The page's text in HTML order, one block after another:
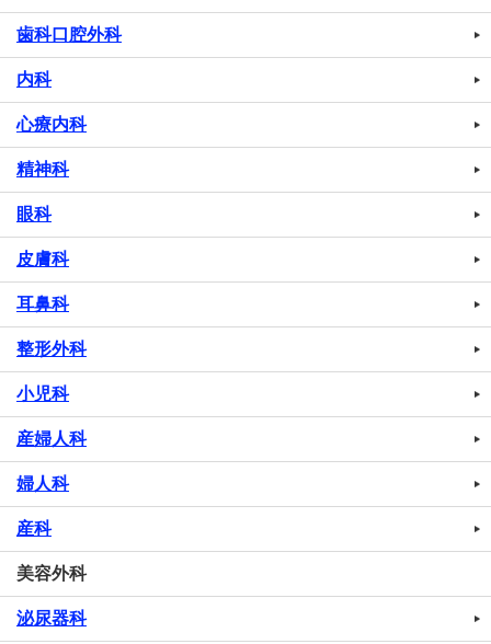
歯科口腔外科
内科
心療内科
精神科
眼科
皮膚科
耳鼻科
整形外科
小児科
産婦人科
婦人科
産科
美容外科
泌尿器科